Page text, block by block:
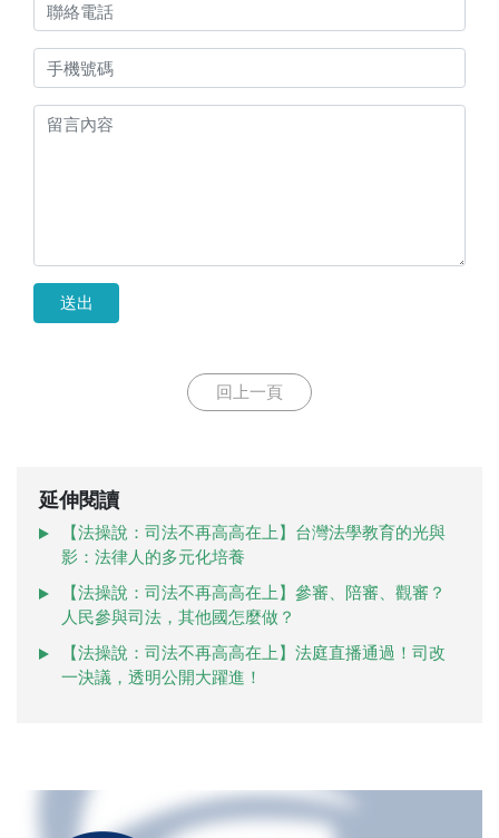
送出
回上一頁
延伸閱讀
【法操說：司法不再高高在上】台灣法學教育的光與
影：法律人的多元化培養
【法操說：司法不再高高在上】參審、陪審、觀審？
人民參與司法，其他國怎麼做？
【法操說：司法不再高高在上】法庭直播通過！司改
一決議，透明公開大躍進！